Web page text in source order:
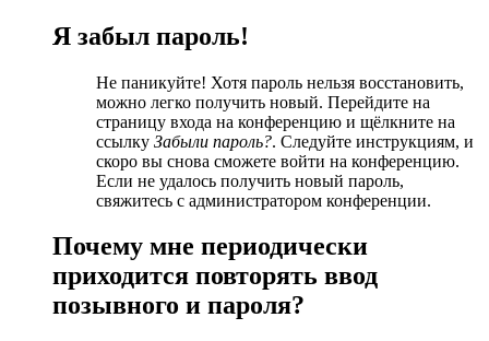
Я забыл пароль!
Не паникуйте! Хотя пароль нельзя восстановить,
можно легко получить новый. Перейдите на
страницу входа на конференцию и щёлкните на
ссылку Забыли пароль?. Следуйте инструкциям, и
скоро вы снова сможете войти на конференцию.
Если не удалось получить новый пароль,
свяжитесь с администратором конференции.
Почему мне периодически
приходится повторять ввод
позывного и пароля?